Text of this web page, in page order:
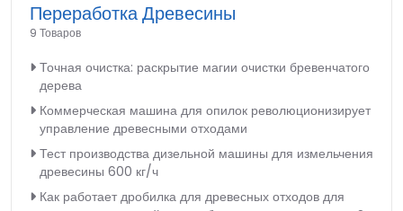
Переработка Древесины
9 Товаров
Точная очистка: раскрытие магии очистки бревенчатого
дерева
Коммерческая машина для опилок революционизирует
управление древесными отходами
Тест производства дизельной машины для измельчения
древесины 600 кг/ч
Как работает дробилка для древесных отходов для